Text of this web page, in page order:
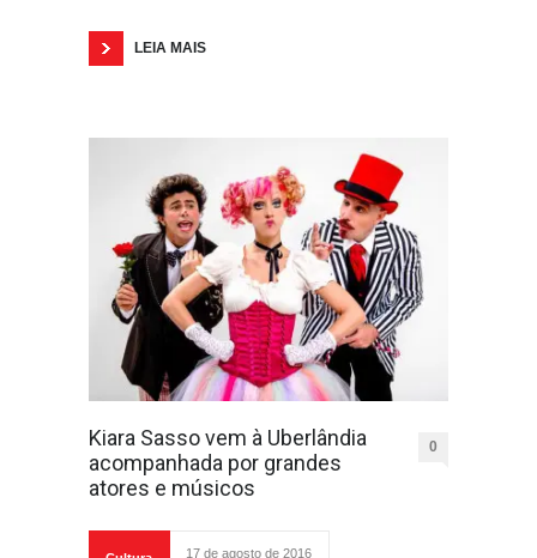
LEIA MAIS
Kiara Sasso vem à Uberlândia
acompanhada por grandes
atores e músicos
0
17 de agosto de 2016